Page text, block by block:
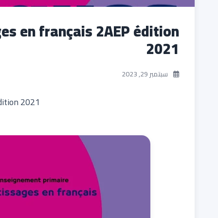
en français 2AEP édition
2021
سبتمبر 29, 2023
2021